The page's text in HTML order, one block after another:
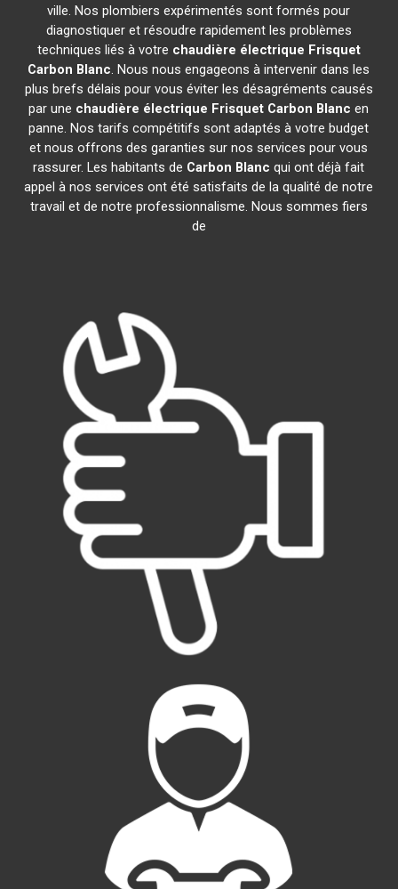
ville. Nos plombiers expérimentés sont formés pour
diagnostiquer et résoudre rapidement les problèmes
techniques liés à votre chaudière électrique Frisquet
Carbon Blanc. Nous nous engageons à intervenir dans les
plus brefs délais pour vous éviter les désagréments causés
par une chaudière électrique Frisquet Carbon Blanc en
panne. Nos tarifs compétitifs sont adaptés à votre budget
et nous offrons des garanties sur nos services pour vous
rassurer. Les habitants de Carbon Blanc qui ont déjà fait
appel à nos services ont été satisfaits de la qualité de notre
travail et de notre professionnalisme. Nous sommes fiers
de